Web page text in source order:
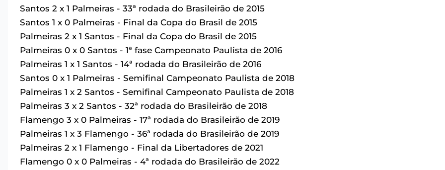
Santos 2 x 1 Palmeiras - 33ª rodada do Brasileirão de 2015
Santos 1 x 0 Palmeiras - Final da Copa do Brasil de 2015
Palmeiras 2 x 1 Santos - Final da Copa do Brasil de 2015
Palmeiras 0 x 0 Santos - 1ª fase Campeonato Paulista de 2016
Palmeiras 1 x 1 Santos - 14ª rodada do Brasileirão de 2016
Santos 0 x 1 Palmeiras - Semifinal Campeonato Paulista de 2018
Palmeiras 1 x 2 Santos - Semifinal Campeonato Paulista de 2018
Palmeiras 3 x 2 Santos - 32ª rodada do Brasileirão de 2018
Flamengo 3 x 0 Palmeiras - 17ª rodada do Brasileirão de 2019
Palmeiras 1 x 3 Flamengo - 36ª rodada do Brasileirão de 2019
Palmeiras 2 x 1 Flamengo - Final da Libertadores de 2021
Flamengo 0 x 0 Palmeiras - 4ª rodada do Brasileirão de 2022